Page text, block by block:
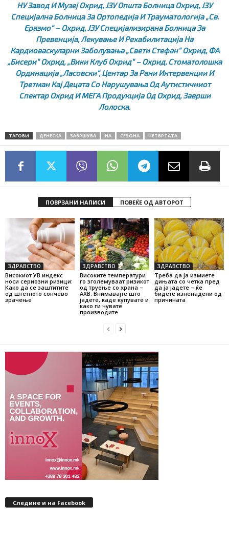
НУ Завод И Музеј Охрид, ЈЗУ Општа Болница Охрид, ЈЗУ
Специјална Болница За Ортопедија И Трауматологија „Св.
Еразмо“ – Охрид, ЈЗУ Специјализирана Болница За
Превенција, Лекување И Рехабилитација На
Кардиоваскуларни Заболувања „Свети Стефан“ Охрид, ФА
„Бисери“ Охрид, „Вики Клуб Охрид“ – Oхрид, Стоматолошка
Ординација „Ласовски“, Центар За Рани Интервенции И
Третман Кај Децата Со Нарушувања Од Аутистичниот
Спектар Охрид И МЕГА Продукција Од Охрид,Заврши
Лолоска.
ТАГОВИ ДЕНЕСКА ЗАВРШУВА НА СЕЗОНА ЧЕТВРТАТА
ПОВРЗАНИ НАПИСИ ПОВЕЌЕ ОД АВТОРОТ
ЗДРАВСТВО
Високиот УВ индекс
носи сериозни ризици:
Како да се заштитите
од штетното сончево
зрачење
ЗДРАВСТВО
Високите температури
го зголемуваат ризикот
од труење со храна –
АХВ: Внимавајте што
јадете, каде купувате и
како ги чувате
производите
ЗДРАВСТВО
Треба да ја измиете
дињата со четка пред
да ја јадете – ќе
бидете изненадени од
причината
Следине и на Facebook